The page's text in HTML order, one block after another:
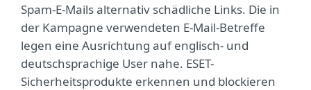
Spam-E-Mails alternativ schädliche Links. Die in
der Kampagne verwendeten E-Mail-Betreffe
legen eine Ausrichtung auf englisch- und
deutschsprachige User nahe. ESET-
Sicherheitsprodukte erkennen und blockieren